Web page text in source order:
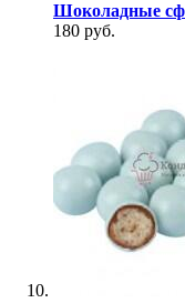
Шоколадные
180 руб.